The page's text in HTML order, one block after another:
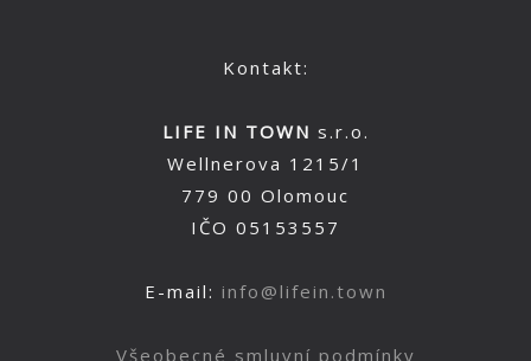
Kontakt:
LIFE IN TOWN s.r.o.
Wellnerova 1215/1
779 00 Olomouc
IČO 05153557
E-mail: info@lifein.town
Všeobecné smluvní podmínky